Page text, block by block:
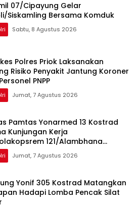
07/Cipayung Gelar
Siskamling Bersama Komduk
Sabtu, 8 Agustus 2026
Polres Priok Laksanakan
Risiko Penyakit Jantung Koroner
PNPP
Jumat, 7 Agustus 2026
Pamtas Yonarmed 13 Kostrad
Kunjungan Kerja
121/Alambhana
Jumat, 7 Agustus 2026
Yonif 305 Kostrad Matangkan
Hadapi Lomba Pencak Silat